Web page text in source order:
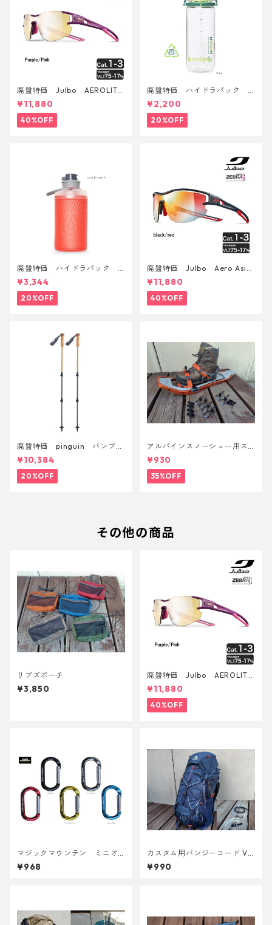
廃盤特価 Julbo AEROLITE
AsianFit
¥11,880
40%OFF
廃盤特価 ハイドラパック
リーコン ツイスト＆シップ 50
0ml
¥2,200
20%OFF
廃盤特価 ハイドラパック
フラックス 750ml
¥3,344
20%OFF
廃盤特価 Julbo Aero Asia
nFit
¥11,880
40%OFF
廃盤特価 pinguin バンブー
FLフォーム(ペア)
¥10,384
20%OFF
アルパインスノーシュー用ス
トラップキャッチ(ペア)
¥930
35%OFF
その他の商品
リブズポーチ
¥3,850
廃盤特価 Julbo AEROLITE
AsianFit
¥11,880
40%OFF
マジックマウンテン ミニオ
ーバルビナー
¥968
カスタム用バンジーコード Ve
r.3
¥990